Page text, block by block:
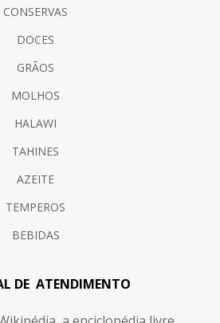
CONSERVAS
DOCES
GRÃOS
MOLHOS
HALAWI
TAHINES
AZEITE
TEMPEROS
BEBIDAS
DE ATENDIMENTO